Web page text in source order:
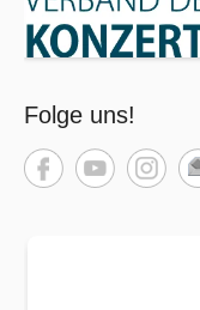
Folge uns!